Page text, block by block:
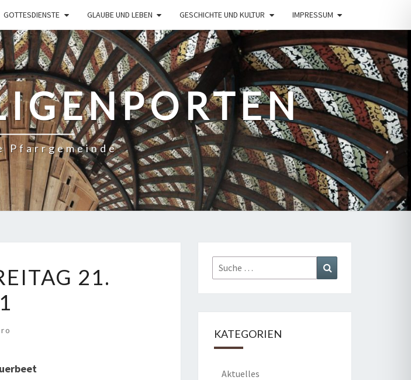
GOTTESDIENSTE GLAUBE UND LEBEN GESCHICHTE UND KULTUR IMPRESSUM
Pfarrgemeinde
21.
Suche
nach:
KATEGORIEN
Aktuelles